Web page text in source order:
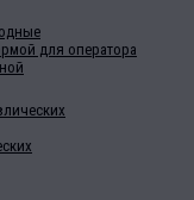
для оператора